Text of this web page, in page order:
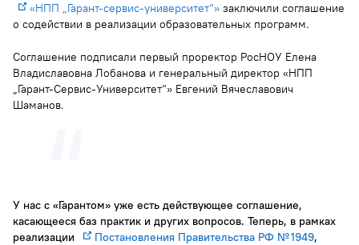
«НПП „Гарант-сервис-университет“» заключили соглашение
о содействии в реализации образовательных программ.
Соглашение подписали первый проректор РосНОУ Елена
Владиславовна Лобанова и генеральный директор «НПП
„Гарант-Сервис-Университет“» Евгений Вячеславович
Шаманов.
У нас с «Гарантом» уже есть действующее соглашение,
касающееся баз практик и других вопросов. Теперь, в рамках
реализации
Постановления Правительства РФ № 1949,